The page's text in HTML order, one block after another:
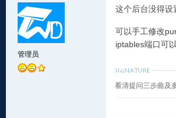
管理员
这个后台没得设
可以手工修改
iptables端口可
看清提问三步曲及